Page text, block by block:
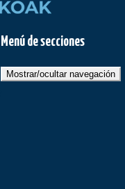
Menú de secciones
Mostrar/ocultar navegación